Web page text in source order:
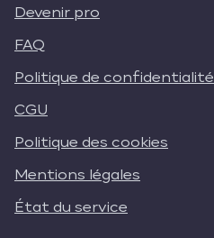
Devenir pro
FAQ
Politique de confidentialité
CGU
Politique des cookies
Mentions légales
État du service